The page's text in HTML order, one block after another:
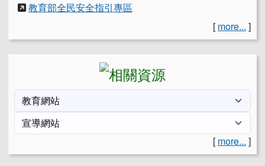
教育部全民安全指引專區
[ more... ]
[ more... ]